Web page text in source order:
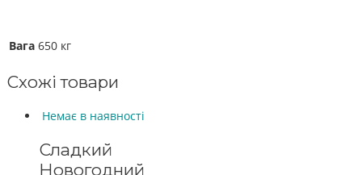
Вага 650 кг
Схожі товари
Немає в наявності
Сладкий
Новогодний